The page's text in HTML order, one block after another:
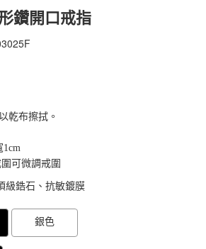
鑽開口戒指
乾布擦拭。
1cm
微調戒圍
級鋯石、抗敏鍍膜
銀色